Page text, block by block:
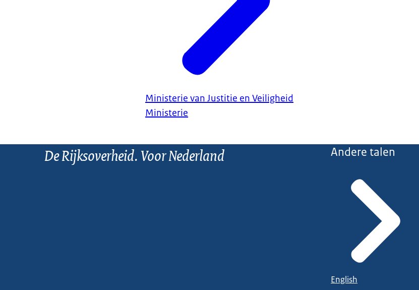
Ministerie van Justitie en Veiligheid
Ministerie
De Rijksoverheid. Voor Nederland Andere talen
English